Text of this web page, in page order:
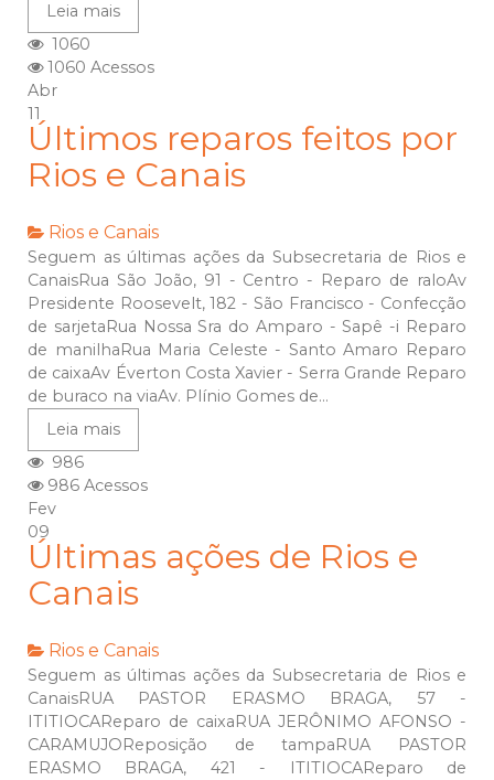
Leia mais
1060
1060 Acessos
Abr
11
Últimos reparos feitos por
Rios e Canais
Rios e Canais
Seguem as últimas ações da Subsecretaria de Rios e
CanaisRua São João, 91 - Centro - Reparo de raloAv
Presidente Roosevelt, 182 - São Francisco - Confecção
de sarjetaRua Nossa Sra do Amparo - Sapê -i Reparo
de manilhaRua Maria Celeste - Santo Amaro Reparo
de caixaAv Éverton Costa Xavier - Serra Grande Reparo
de buraco na viaAv. Plínio Gomes de...
Leia mais
986
986 Acessos
Fev
09
Últimas ações de Rios e
Canais
Rios e Canais
Seguem as últimas ações da Subsecretaria de Rios e
CanaisRUA PASTOR ERASMO BRAGA, 57 -
ITITIOCAReparo de caixaRUA JERÔNIMO AFONSO -
CARAMUJOReposição de tampaRUA PASTOR
ERASMO BRAGA, 421 - ITITIOCAReparo de